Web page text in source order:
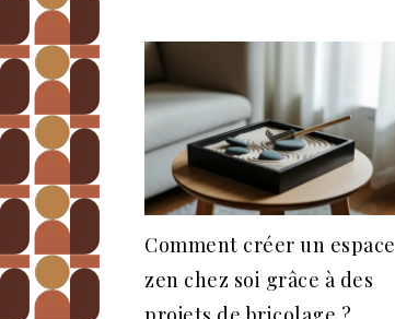
Comment créer un espace
zen chez soi grâce à des